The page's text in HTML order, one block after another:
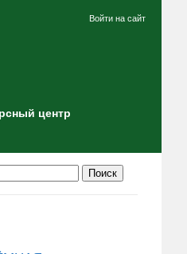
Войти на сайт
центр